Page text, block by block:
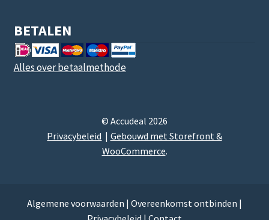
BETALEN
Alles over betaalmethode
© Accudeal 2026
Privacybeleid
Gebouwd met Storefront &
WooCommerce.
Algemene voorwaarden | Overeenkomst ontbinden |